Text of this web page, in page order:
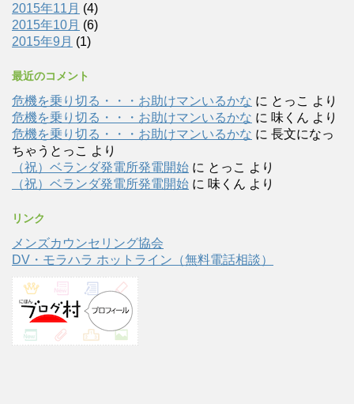
2015年11月 (4)
2015年10月 (6)
2015年9月 (1)
最近のコメント
危機を乗り切る・・・お助けマンいるかな に とっこ より
危機を乗り切る・・・お助けマンいるかな に 味くん より
危機を乗り切る・・・お助けマンいるかな に 長文になっ
ちゃうとっこ より
（祝）ベランダ発電所発電開始 に とっこ より
（祝）ベランダ発電所発電開始 に 味くん より
リンク
メンズカウンセリング協会
DV・モラハラ ホットライン（無料電話相談）